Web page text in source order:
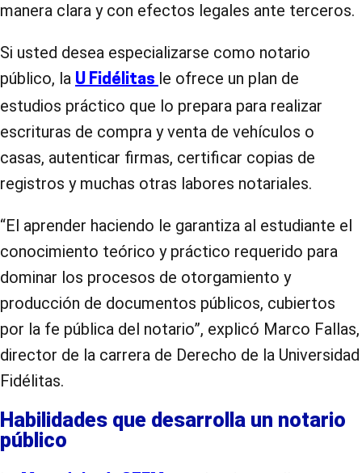
manera clara y con efectos legales ante terceros.
Si usted desea especializarse como notario
público, la U Fidélitas le ofrece un plan de
estudios práctico que lo prepara para realizar
escrituras de compra y venta de vehículos o
casas, autenticar firmas, certificar copias de
registros y muchas otras labores notariales.
“El aprender haciendo le garantiza al estudiante el
conocimiento teórico y práctico requerido para
dominar los procesos de otorgamiento y
producción de documentos públicos, cubiertos
por la fe pública del notario”, explicó Marco Fallas,
director de la carrera de Derecho de la Universidad
Fidélitas.
Habilidades que desarrolla un notario
público